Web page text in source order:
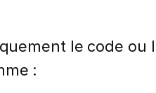
le code ou
: